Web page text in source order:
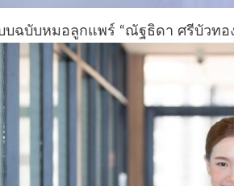
บฉบับหมอลูกแพร์ “ณัฐธิดา ศรีบัวทอ